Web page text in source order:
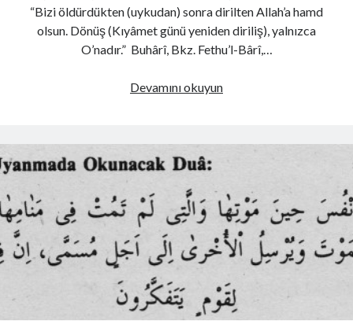
“Bizi öldürdükten (uykudan) sonra dirilten Allah’a hamd
olsun. Dönüş (Kıyâmet günü yeniden diriliş), yalnızca
O’nadır.” Buhârî, Bkz. Fethu’l-Bârî,…
Devamını okuyunUykudan
dualar